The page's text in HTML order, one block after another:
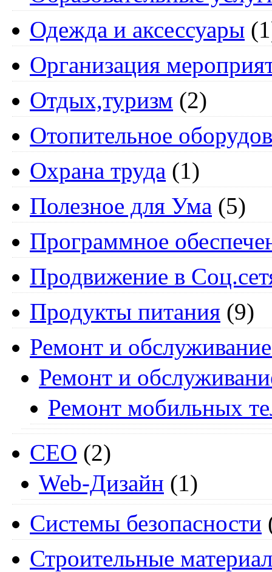
Одежда и аксессуары
Организация
Отдых,туризм (2)
Отопительное
Охрана труда (1)
Полезное для Ума (5)
Программное
Продвижение в
Продукты питания (9)
Ремонт и
Ремонт и
Ремонт мобильных
СЕО (2)
Web-Дизайн (1)
Системы безопасности
Строительные